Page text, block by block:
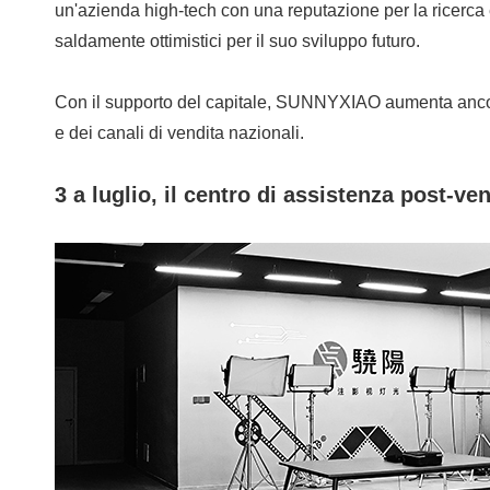
un'azienda high-tech con una reputazione per la
saldamente ottimistici per il suo sviluppo futuro.
Con il supporto del capitale, SUNNYXIAO aumenta
e dei canali di vendita nazionali.
3 a luglio, il centro di assistenza post-